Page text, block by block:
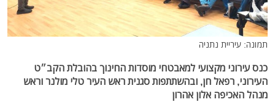
תמונה: עיריית נתניה
כנס עירוני מקצועי למאבטחי מוסדות החינוך בהובלת הקב״ט
העירוני, רפאל חן, ובהשתתפות סגנית ראש העיר טלי מולנר וראש
מנהל האכיפה אלון אהרון